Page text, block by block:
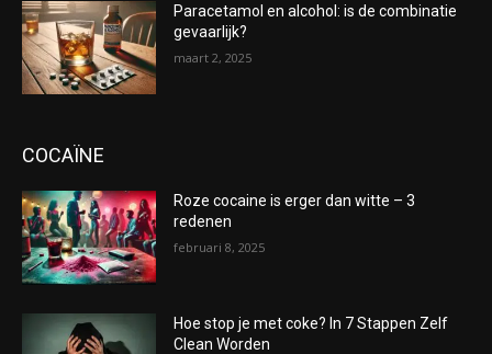
Paracetamol en alcohol: is de combinatie
gevaarlijk?
maart 2, 2025
COCAÏNE
Roze cocaine is erger dan witte – 3
redenen
februari 8, 2025
Hoe stop je met coke? In 7 Stappen Zelf
Clean Worden